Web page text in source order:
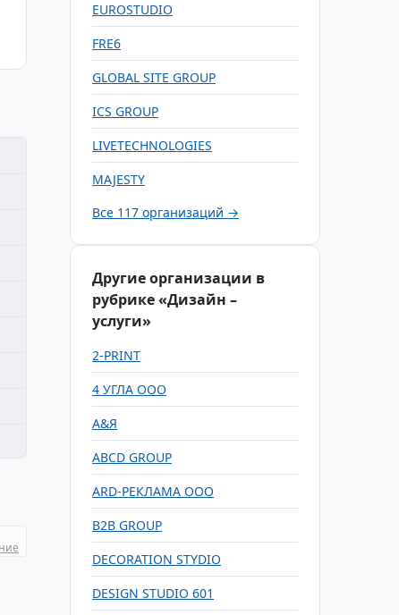
EUROSTUDIO
FRE6
GLOBAL SITE GROUP
ICS GROUP
LIVETECHNOLOGIES
MAJESTY
Все 117 организаций →
Другие организации в
рубрике «Дизайн –
услуги»
2-PRINT
4 УГЛА ООО
A&Я
ABCD GROUP
ARD-РЕКЛАМА ООО
B2B GROUP
DECORATION STYDIO
DESIGN STUDIO 601